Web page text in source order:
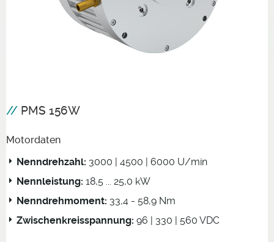
PMS 156W
Motordaten
Nenndrehzahl: 3000 | 4500 | 6000 U/min
Nennleistung: 18,5 ... 25,0 kW
Nenndrehmoment: 33,4 - 58,9 Nm
Zwischenkreisspannung: 96 | 330 | 560 VDC